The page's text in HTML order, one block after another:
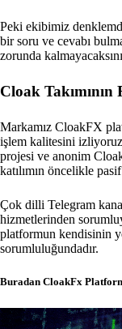
Peki ekibimiz
bir soru ve cevabı
zorunda
Cloak Takımının
Markamız CloakFX
işlem kalitesini
projesi ve anonim
katılımın öncelikle
Çok dilli Telegram
hizmetlerinden
platformun kendisinin
sorumluluğundadır.
Buradan CloakFx